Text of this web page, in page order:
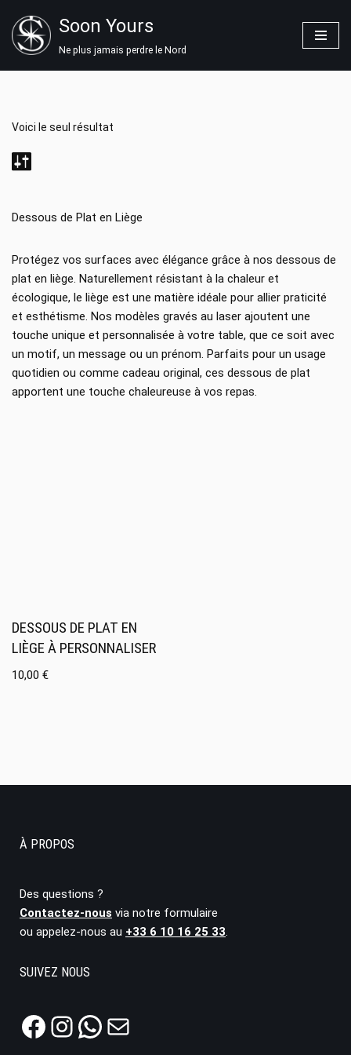
Aller
Soon Yours
Ne plus jamais perdre le Nord
Voici le seul résultat
Dessous de Plat en Liège
Protégez vos surfaces avec élégance grâce à nos dessous de
plat en liège. Naturellement résistant à la chaleur et
écologique, le liège est une matière idéale pour allier praticité
et esthétisme. Nos modèles gravés au laser ajoutent une
touche unique et personnalisée à votre table, que ce soit avec
un motif, un message ou un prénom. Parfaits pour un usage
quotidien ou comme cadeau original, ces dessous de plat
apportent une touche chaleureuse à vos repas.
DESSOUS DE PLAT EN
LIÈGE À PERSONNALISER
10,00 €
À PROPOS
Des questions ?
Contactez-nous via notre formulaire
ou appelez-nous au +33 6 10 16 25 33.
SUIVEZ NOUS